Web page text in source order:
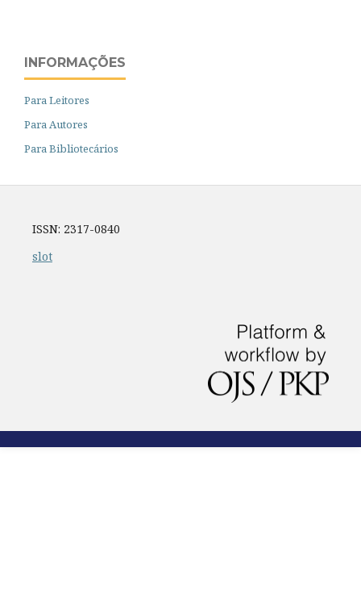
INFORMAÇÕES
Para Leitores
Para Autores
Para Bibliotecários
ISSN: 2317-0840
slot